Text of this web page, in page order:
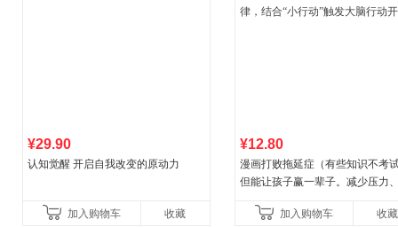
¥29.90
认知觉醒 开启自我改变的原动力
加入购物车 收藏
¥12.80
漫画打败拖延症（有些知识不考
但能让孩子赢一辈子。减少压力
合“小行动”触发大脑行动开
加入购物车 收藏